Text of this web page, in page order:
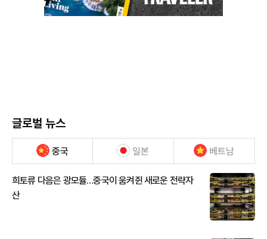
글로벌 뉴스
중국 일본 베트남
희토류 다음은 광모듈…중국이 움켜쥔 새로운 전략자
산